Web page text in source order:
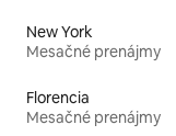
New York
Mesačné prenájmy
Florencia
Mesačné prenájmy